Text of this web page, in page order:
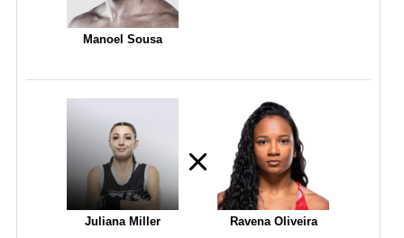
Manoel Sousa
Juliana Miller Ravena Oliveira